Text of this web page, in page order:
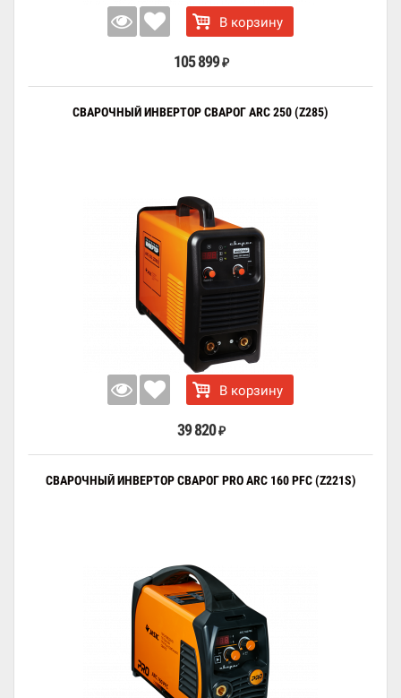
В корзину
105 899 ₽
СВАРОЧНЫЙ ИНВЕРТОР СВАРОГ ARC 250 (Z285)
В корзину
39 820 ₽
СВАРОЧНЫЙ ИНВЕРТОР СВАРОГ PRO ARC 160 PFC (Z221S)